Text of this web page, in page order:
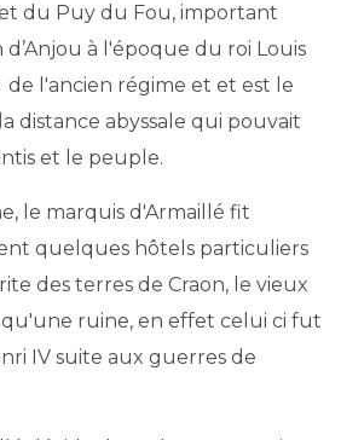
du Puy du Fou, important
à l'époque du roi Louis
de l'ancien régime et et est le
distance abyssale qui pouvait
et le peuple.
le marquis d'Armaillé fit
quelques hôtels particuliers
des terres de Craon, le vieux
ruine, en effet celui ci fut
IV suite aux guerres de